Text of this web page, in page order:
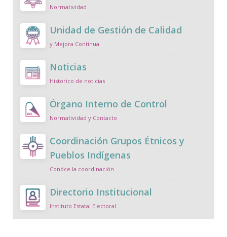
Normatividad
Unidad de Gestión de Calidad
y Mejora Continua
Noticias
Historico de noticias
Órgano Interno de Control
Normatividad y Contacto
Coordinación Grupos Étnicos y
Pueblos Indígenas
Conóce la coordinación
Directorio Institucional
Instituto Estatal Electoral